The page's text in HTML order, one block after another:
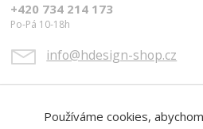
+420 734 214 173
Po-Pá 10-18h
info@hdesign-shop.cz
Používáme cookies,